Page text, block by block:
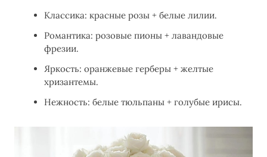
Классика: красные розы + белые лилии.
Романтика: розовые пионы + лавандовые
фрезии.
Яркость: оранжевые герберы + желтые
хризантемы.
Нежность: белые тюльпаны + голубые ирисы.